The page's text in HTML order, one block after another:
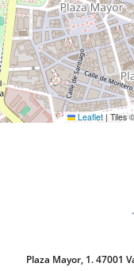
Leaflet | Tiles
Plaza Mayor, 1. 47001